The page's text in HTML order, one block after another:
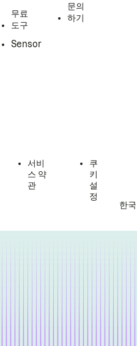
무료
도구
Sensor
문의
하기
서비
스 약
관
쿠
키
설
정
한